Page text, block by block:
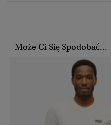
Może Ci Się Spodobać...